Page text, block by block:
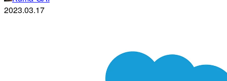
2023.03.17